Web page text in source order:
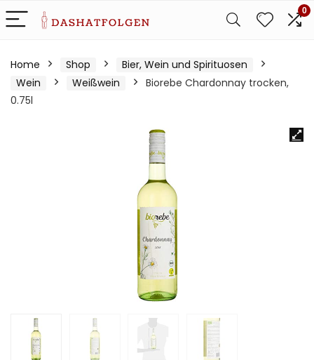
0
Home Shop
Bier, Wein und Spirituosen
Wein
Weißwein
Biorebe Chardonnay trocken,
0.75l